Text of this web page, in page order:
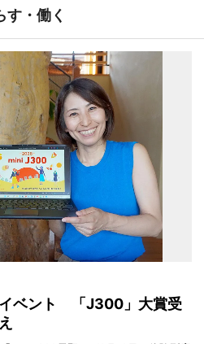
す・働く
ベント 「J300」大賞受